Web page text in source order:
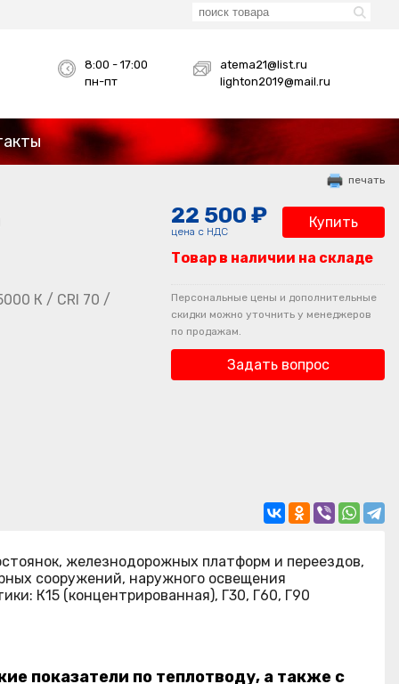
8:00 - 17:00
пн-пт
atema21@list.ru
lighton2019@mail.ru
печать
Купить
22 500 ₽
цена с НДС
Товар в наличии на складе
Персональные цены и дополнительные
скидки можно уточнить у менеджеров
по продажам.
Задать вопрос
К / CRI 70 /
железнодорожных платформ и переездов,
сооружений, наружного освещения
К15 (концентрированная), Г30, Г60, Г90
показатели по теплотводу, а также с